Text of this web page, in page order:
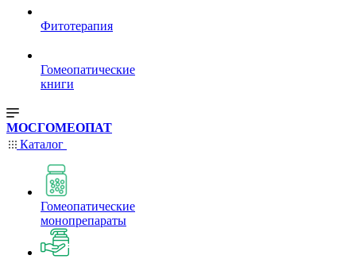
Фитотерапия
Гомеопатические
книги
МОСГОМЕОПАТ
Каталог
Гомеопатические
монопрепараты